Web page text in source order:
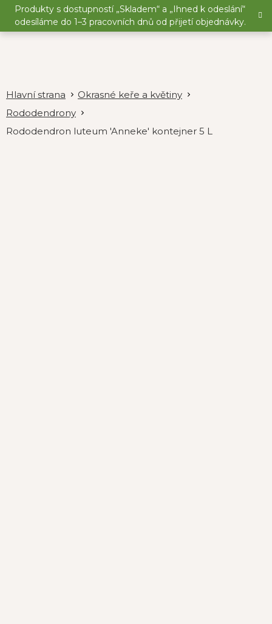
Přejít
obsah
Produkty s dostupností „Skladem“ a „Ihned k odeslání“
odesíláme do 1–3 pracovních dnů od přijetí objednávky.
Okrasné keře a květiny
Rododendrony
Rododendron luteum 'Anneke' kontejner 5 L